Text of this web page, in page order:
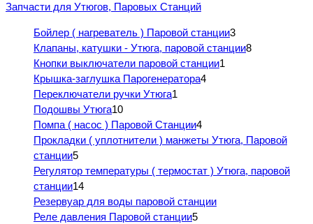
Запчасти для Утюгов, Паровых Станций
Бойлер ( нагреватель ) Паровой станции3
Клапаны, катушки - Утюга, паровой станции8
Кнопки выключатели паровой станции1
Крышка-заглушка Парогенератора4
Переключатели ручки Утюга1
Подошвы Утюга10
Помпа ( насос ) Паровой Станции4
Прокладки ( уплотнители ) манжеты Утюга, Паровой
станции5
Регулятор температуры ( термостат ) Утюга, паровой
станции14
Резервуар для воды паровой станции
Реле давления Паровой станции5